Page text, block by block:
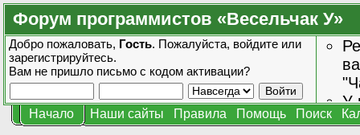
Форум программистов «Весельчак У»
Добро пожаловать, Гость. Пожалуйста, войдите или
зарегистрируйтесь.
Вам не пришло письмо с кодом активации?
У
Начало Наши сайты Правила Помощь Поиск